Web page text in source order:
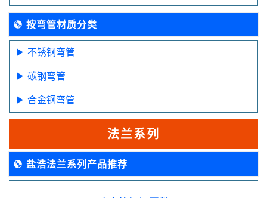
按弯管材质分类
不锈钢弯管
碳钢弯管
合金钢弯管
法兰系列
盐浩法兰系列产品推荐